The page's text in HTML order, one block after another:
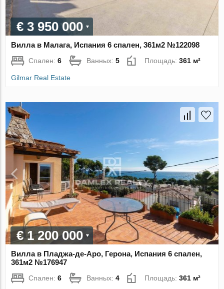
€ 3 950 000
Вилла в Малага, Испания 6 спален, 361м2 №122098
Спален:6 Ванных:5 Площадь:361 м²
Gilmar Real Estate
€ 1 200 000
Вилла в Пладжа-де-Аро, Герона, Испания 6 спален,
361м2 №176947
Спален:6 Ванных:4 Площадь:361 м²